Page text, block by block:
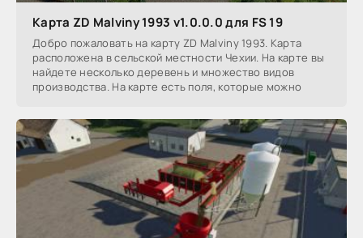
Карта ZD Malviny 1993 v1.0.0.0 для FS 19
Добро пожаловать на карту ZD Malviny 1993. Карта
расположена в сельской местности Чехии. На карте вы
найдете несколько деревень и множество видов
производства. На карте есть поля, которые можно